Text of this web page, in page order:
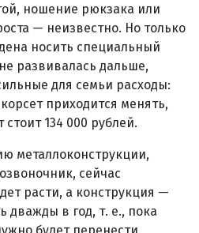
ношение рюкзака или
— неизвестно. Но только
носить специальный
развивалась дальше,
для семьи расходы:
приходится менять,
134 000 рублей.
металлоконструкции,
сейчас
расти, а конструкция —
дважды в год, т. е., пока